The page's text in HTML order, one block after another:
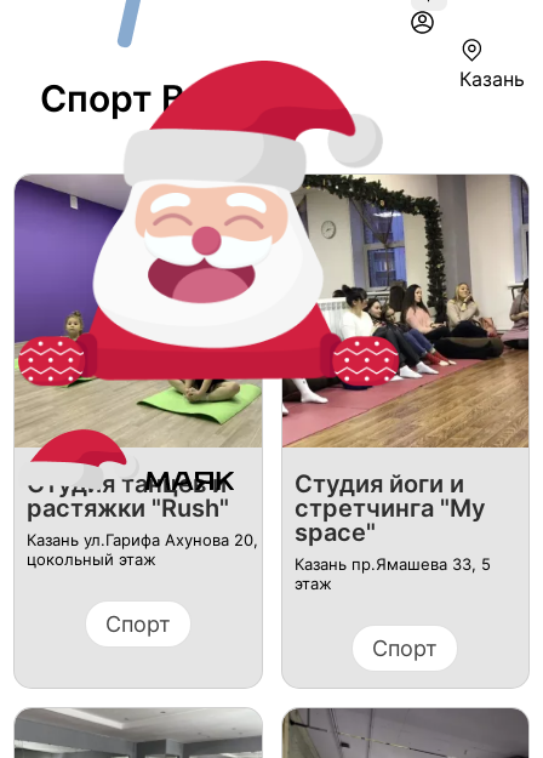
Казань
Спорт В Казани
Студия танцев и
растяжки "Rush"
Казань ул.​Гарифа Ахунова 20​,
цокольный этаж​
Спорт
​Студия йоги и
стретчинга "My
space"
Казань пр.Ямашева 33, 5
этаж​
Спорт